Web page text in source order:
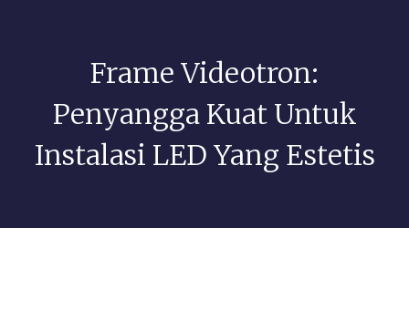
Frame Videotron:
Penyangga Kuat Untuk
Instalasi LED Yang Estetis